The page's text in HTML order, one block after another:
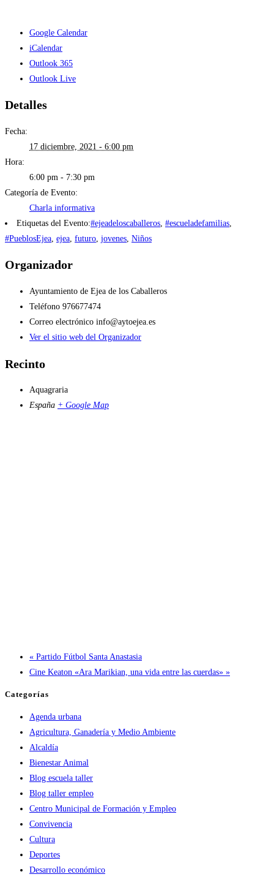
Google Calendar
iCalendar
Outlook 365
Outlook Live
Detalles
Fecha:
17 diciembre, 2021 - 6:00 pm
Hora:
6:00 pm - 7:30 pm
Categoría de Evento:
Charla informativa
Etiquetas del Evento:#ejeadeloscaballeros #escueladefamilias
#PueblosEjea ejea futuro jovenes Niños
Organizador
Ayuntamiento de Ejea de los Caballeros
Teléfono 976677474
Correo electrónico info@aytoejea.es
Ver el sitio web del Organizador
Recinto
Aquagraria
España + Google Map
« Partido Fútbol Santa Anastasia
Cine Keaton «Ara Marikian, una vida entre las cuerdas» »
Categorías
Agenda urbana
Agricultura, Ganadería y Medio Ambiente
Alcaldía
Bienestar Animal
Blog escuela taller
Blog taller empleo
Centro Municipal de Formación y Empleo
Convivencia
Cultura
Deportes
Desarrollo económico